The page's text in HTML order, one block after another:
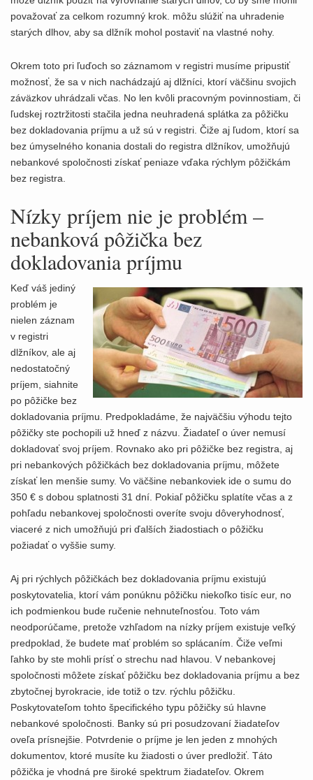
považovať za celkom rozumný krok. môžu slúžiť na uhradenie
starých dlhov, aby sa dlžník mohol postaviť na vlastné nohy.
Okrem toto pri ľuďoch so záznamom v registri musíme pripustiť
možnosť, že sa v nich nachádzajú aj dlžníci, ktorí väčšinu svojich
záväzkov uhrádzali včas. No len kvôli pracovným povinnostiam, či
ľudskej roztržitosti stačila jedna neuhradená splátka za pôžičku
bez dokladovania príjmu a už sú v registri. Čiže aj ľudom, ktorí sa
bez úmyselného konania dostali do registra dlžníkov, umožňujú
nebankové spoločnosti získať peniaze vďaka rýchlym pôžičkám
bez registra.
Nízky príjem nie je problém –
nebanková pôžička bez
dokladovania príjmu
Keď váš jediný
problém je
nielen záznam
v registri
dlžníkov, ale aj
nedostatočný
príjem, siahnite
po pôžičke bez
dokladovania príjmu. Predpokladáme, že najväčšiu výhodu tejto
pôžičky ste pochopili už hneď z názvu. Žiadateľ o úver nemusí
dokladovať svoj príjem. Rovnako ako pri pôžičke bez registra, aj
pri nebankových pôžičkách bez dokladovania príjmu, môžete
získať len menšie sumy. Vo väčšine nebankoviek ide o sumu do
350 € s dobou splatnosti 31 dní. Pokiaľ pôžičku splatíte včas a z
pohľadu nebankovej spoločnosti overíte svoju dôveryhodnosť,
viaceré z nich umožňujú pri ďalších žiadostiach o pôžičku
požiadať o vyššie sumy.
Aj pri rýchlych pôžičkách bez dokladovania príjmu existujú
poskytovatelia, ktorí vám ponúknu pôžičku niekoľko tisíc eur, no
ich podmienkou bude ručenie nehnuteľnosťou. Toto vám
neodporúčame, pretože vzhľadom na nízky príjem existuje veľký
predpoklad, že budete mať problém so splácaním. Čiže veľmi
ľahko by ste mohli prísť o strechu nad hlavou. V nebankovej
spoločnosti môžete získať pôžičku bez dokladovania príjmu a bez
zbytočnej byrokracie, ide totiž o tzv. rýchlu pôžičku.
Poskytovateľom tohto špecifického typu pôžičky sú hlavne
nebankové spoločnosti. Banky sú pri posudzovaní žiadateľov
oveľa prísnejšie. Potvrdenie o príjme je len jeden z mnohých
dokumentov, ktoré musíte ku žiadosti o úver predložiť. Táto
pôžička je vhodná pre široké spektrum žiadateľov. Okrem